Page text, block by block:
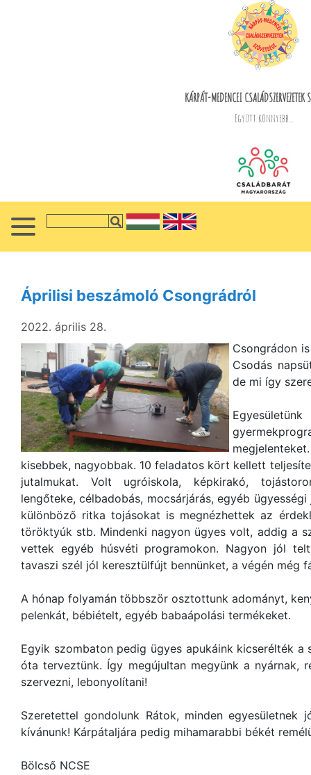
KÁRPÁT-MEDENCEI CSALÁDSZERVEZETEK
Együtt könnyebb...
Áprilisi beszámoló Csongrádról
2022. április 28.
Csongrádon
Csodás
de mi így
kisebbek, nagyobbak. 10 feladatos kört kellett
jutalmukat. Volt ugróiskola, képkirakó,
lengőteke, célbadobás, mocsárjárás, egyéb
különböző ritka tojásokat is megnézhettek az
töröktyúk stb. Mindenki nagyon ügyes volt, addig a
vettek egyéb húsvéti programokon. Nagyon jól
tavaszi szél jól keresztülfújt bennünket, a végén még
A hónap folyamán többször osztottunk adományt,
pelenkát, bébiételt, egyéb babaápolási termékeket.
Egyik szombaton pedig ügyes apukáink kicserélték
óta terveztünk. Így megújultan megyünk a nyárnak,
szervezni, lebonyolítani!
Szeretettel gondolunk Rátok, minden egyesületnek
kívánunk! Kárpátaljára pedig mihamarabbi békét
Bölcső NCSE